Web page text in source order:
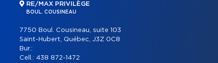
RE/MAX PRIVILÈGE
BOUL. COUSINEAU
7750 Boul. Cousineau, suite 103
Saint-Hubert, Québec, J3Z 0C8
Bur.:
Cell.: 438 872-1472